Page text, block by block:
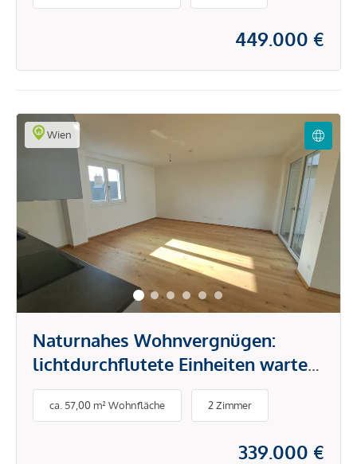
449.000 €
Wien
Naturnahes Wohnvergnügen:
lichtdurchflutete Einheiten warten
auf Sie!
ca. 57,00 m² Wohnfläche 2 Zimmer
339.000 €